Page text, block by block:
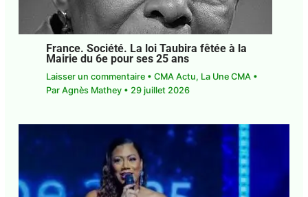
France. Société. La loi Taubira fêtée à la
Mairie du 6e pour ses 25 ans
Laisser un commentaire
• ParAgnès Mathey•29 juillet 2026